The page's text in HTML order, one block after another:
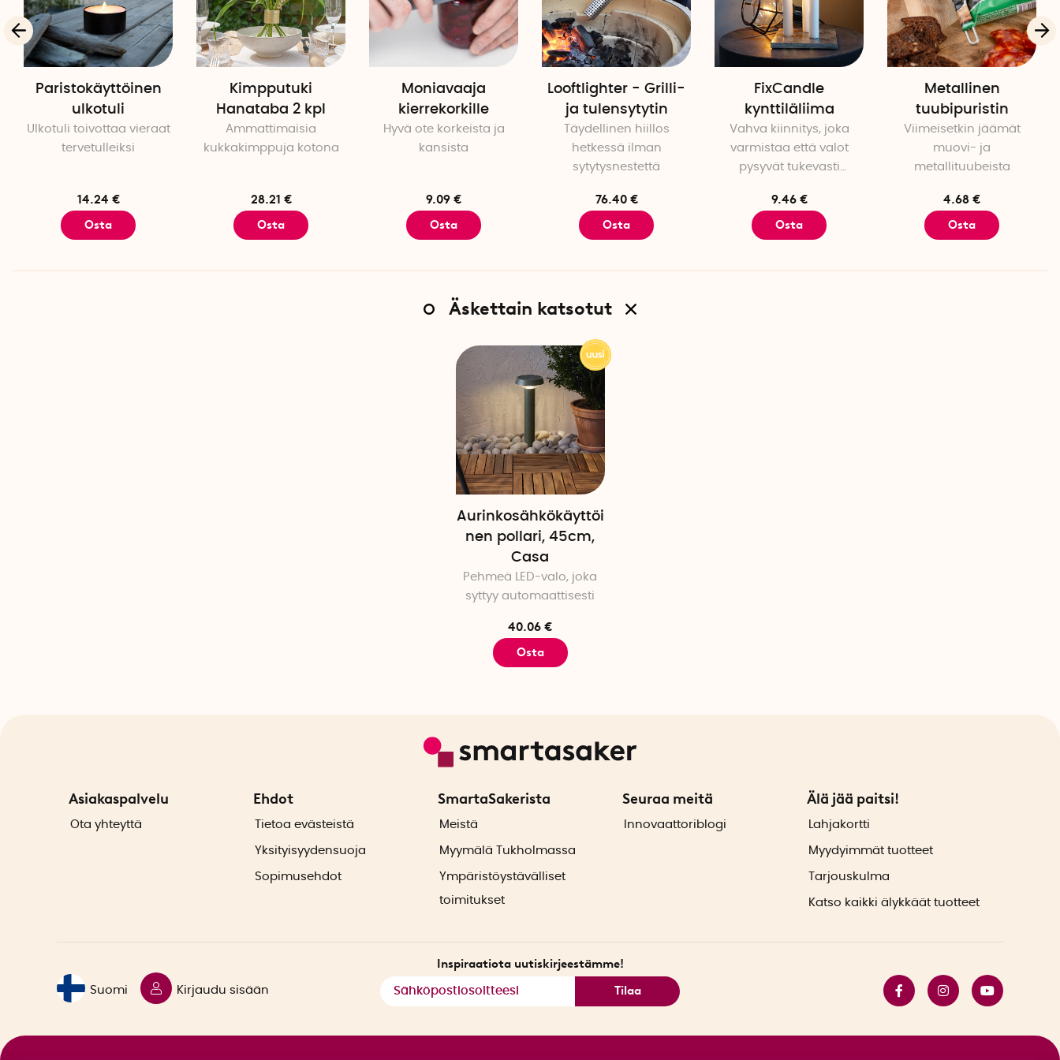
Paristokäyttöinen
ulkotuli
Ulkotuli toivottaa vieraat
tervetulleiksi
14.24 €
Osta
Kimpputuki
Hanataba 2 kpl
Ammattimaisia
kukkakimppuja kotona
28.21 €
Osta
Moniavaaja
kierrekorkille
Hyvä ote korkeista ja
kansista
9.09 €
Osta
Looftlighter - Grilli-
ja tulensytytin
Täydellinen hiillos
hetkessä ilman
sytytysnestettä
76.40 €
Osta
FixCandle
kynttiläliima
Vahva kiinnitys, joka
varmistaa että valot
pysyvät tukevasti
9.46 €
Osta
Metallinen
tuubipuristin
Viimeisetkin jäämät
muovi- ja
metallituubeista
4.68 €
Osta
Äskettain katsotut
Aurinkosähkökäyttöi
nen pollari, 45cm,
Casa
Pehmeä LED-valo, joka
syttyy automaattisesti
40.06 €
Osta
Asiakaspalvelu
Ota yhteyttä
Ehdot
Tietoa evästeistä
Yksityisyydensuoja
Sopimusehdot
SmartaSakerista
Meistä
Myymälä Tukholmassa
Ympäristöystävälliset
toimitukset
Seuraa meitä
Innovaattoriblogi
Älä jää paitsi!
Lahjakortti
Myydyimmät tuotteet
Tarjouskulma
Katso kaikki älykkäät tuotteet
Suomi Kirjaudu sisään
Inspiraatiota uutiskirjeestämme!
Tilaa